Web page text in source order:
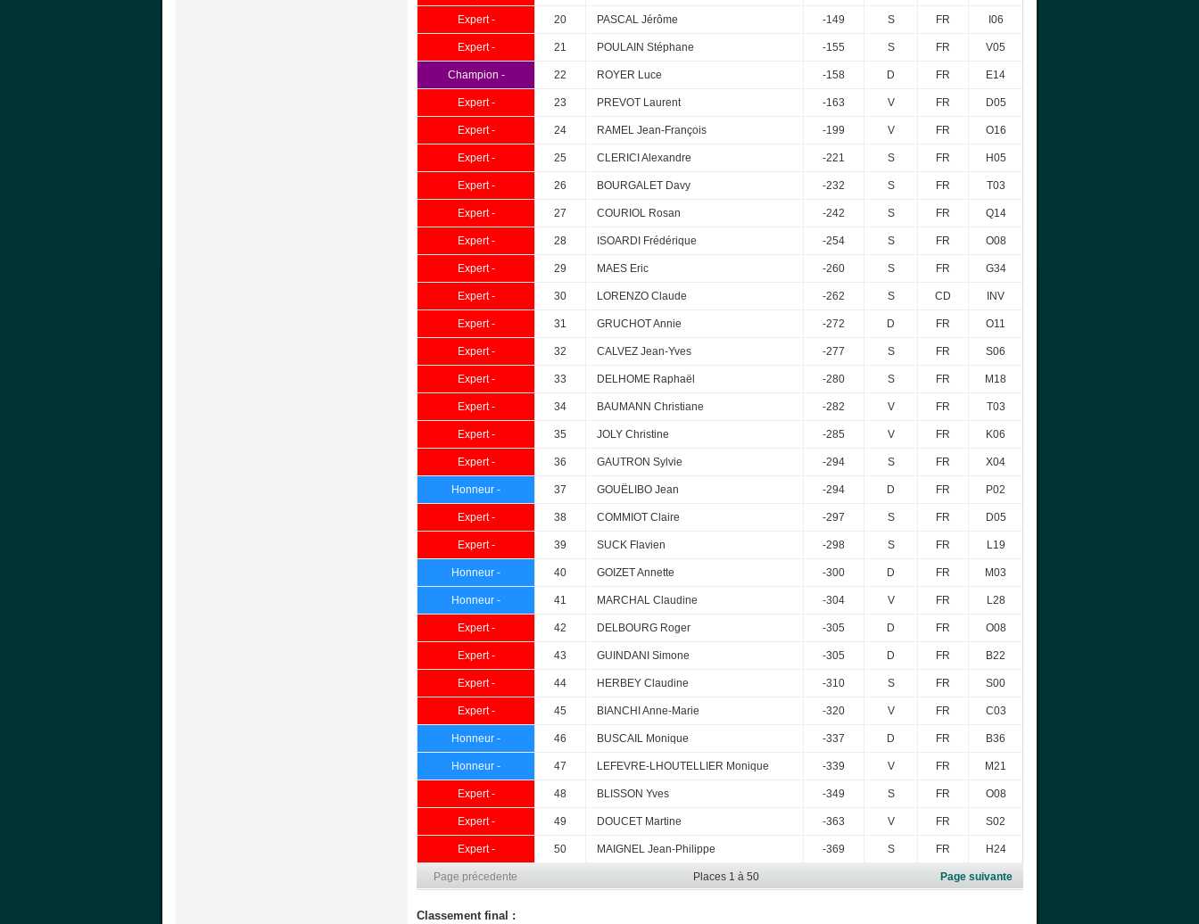
Expert - 20 PASCAL Jérôme -149 S FR I06
Expert - 21 POULAIN Stéphane -155 S FR V05
Champion - 22 ROYER Luce -158 D FR E14
Expert - 23 PREVOT Laurent -163 V FR D05
Expert - 24 RAMEL Jean-François -199 V FR O16
Expert - 25 CLERICI Alexandre -221 S FR H05
Expert - 26 BOURGALET Davy -232 S FR T03
Expert - 27 COURIOL Rosan -242 S FR Q14
Expert - 28 ISOARDI Frédérique -254 S FR O08
Expert - 29 MAES Eric -260 S FR G34
Expert - 30 LORENZO Claude -262 S CD INV
Expert - 31 GRUCHOT Annie -272 D FR O11
Expert - 32 CALVEZ Jean-Yves -277 S FR S06
Expert - 33 DELHOME Raphaël -280 S FR M18
Expert - 34 BAUMANN Christiane -282 V FR T03
Expert - 35 JOLY Christine -285 V FR K06
Expert - 36 GAUTRON Sylvie -294 S FR X04
Honneur - 37 GOUËLIBO Jean -294 D FR P02
Expert - 38 COMMIOT Claire -297 S FR D05
Expert - 39 SUCK Flavien -298 S FR L19
Honneur - 40 GOIZET Annette -300 D FR M03
Honneur - 41 MARCHAL Claudine -304 V FR L28
Expert - 42 DELBOURG Roger -305 D FR O08
Expert - 43 GUINDANI Simone -305 D FR B22
Expert - 44 HERBEY Claudine -310 S FR S00
Expert - 45 BIANCHI Anne-Marie -320 V FR C03
Honneur - 46 BUSCAIL Monique -337 D FR B36
Honneur - 47 LEFEVRE-LHOUTELLIER Monique -339 V FR M21
Expert - 48 BLISSON Yves -349 S FR O08
Expert - 49 DOUCET Martine -363 V FR S02
Expert - 50 MAIGNEL Jean-Philippe -369 S FR H24
Page précedente Places 1 à 50 Page suivante
Classement final :